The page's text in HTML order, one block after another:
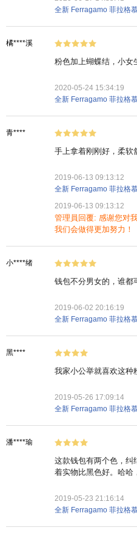
全新 Ferragamo 菲拉格
橘****溪
粉色加上蝴蝶结，小女
2020-05-24 15:34:19
全新 Ferragamo 菲拉格
青****
手上拿着刚刚好，柔软
2019-06-13 09:13:12
全新 Ferragamo 菲拉格
2019-06-13 09:13:12
管理員回覆: 感谢您对
我们会做得更加努力！
小****绪
钱包不分男女的，谁都
2019-06-02 20:16:19
全新 Ferragamo 菲拉格
黑****
我家小公举就喜欢这种
2019-05-26 17:09:14
全新 Ferragamo 菲拉格
潘****瑜
这款钱包有两个色，纠
着实物比黑色好。哈哈
2019-05-23 21:16:14
全新 Ferragamo 菲拉格